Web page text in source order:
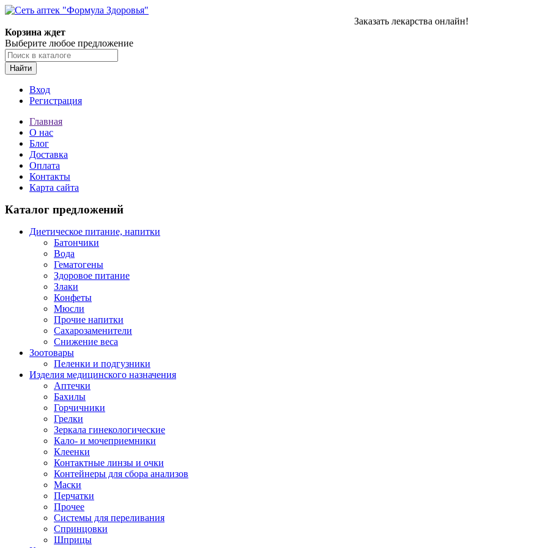
Заказать лекарства онлайн!
Корзина ждет
Выберите любое предложение
Найти
Вход
Регистрация
Главная
О нас
Блог
Доставка
Оплата
Контакты
Карта сайта
Каталог предложений
Диетическое питание, напитки
Батончики
Вода
Гематогены
Здоровое питание
Злаки
Конфеты
Мюсли
Прочие напитки
Сахарозаменители
Снижение веса
Зоотовары
Пеленки и подгузники
Изделия медицинского назначения
Аптечки
Бахилы
Горчичники
Грелки
Зеркала гинекологические
Кало- и мочеприемники
Клеенки
Контактные линзы и очки
Контейнеры для сбора анализов
Маски
Перчатки
Прочее
Системы для переливания
Спринцовки
Шприцы